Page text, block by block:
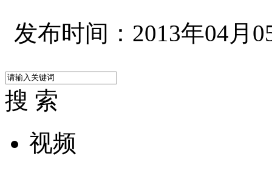
发布时间：2013年04月
搜 索
视频